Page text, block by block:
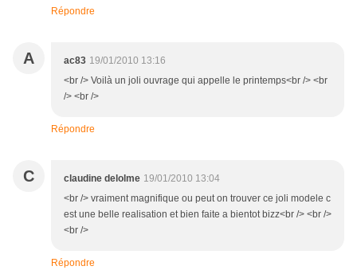
Répondre
A ac83 19/01/2010 13:16
<br /> Voilà un joli ouvrage qui appelle le printemps<br /> <br
/> <br />
Répondre
C claudine delolme 19/01/2010 13:04
<br /> vraiment magnifique ou peut on trouver ce joli modele c
est une belle realisation et bien faite a bientot bizz<br /> <br />
<br />
Répondre